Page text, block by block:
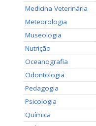
Medicina Veterinária
Meteorologia
Museologia
Nutrição
Oceanografia
Odontologia
Pedagogia
Psicologia
Química